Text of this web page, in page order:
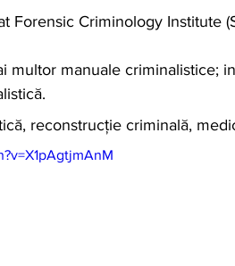
Forensic Criminology Institute
multor manuale criminalistice;
reconstrucție criminală,